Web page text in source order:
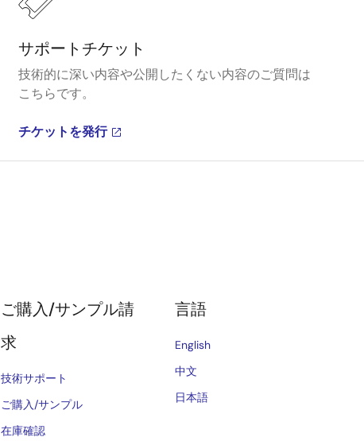
サポートチケット
技術的に深い内容や公開したくない内容のご質問は
こちらです。
チケットを発行
ご購入/サンプル請
求
技術サポート
ご購入/サンプル
在庫確認
言語
English
中文
日本語